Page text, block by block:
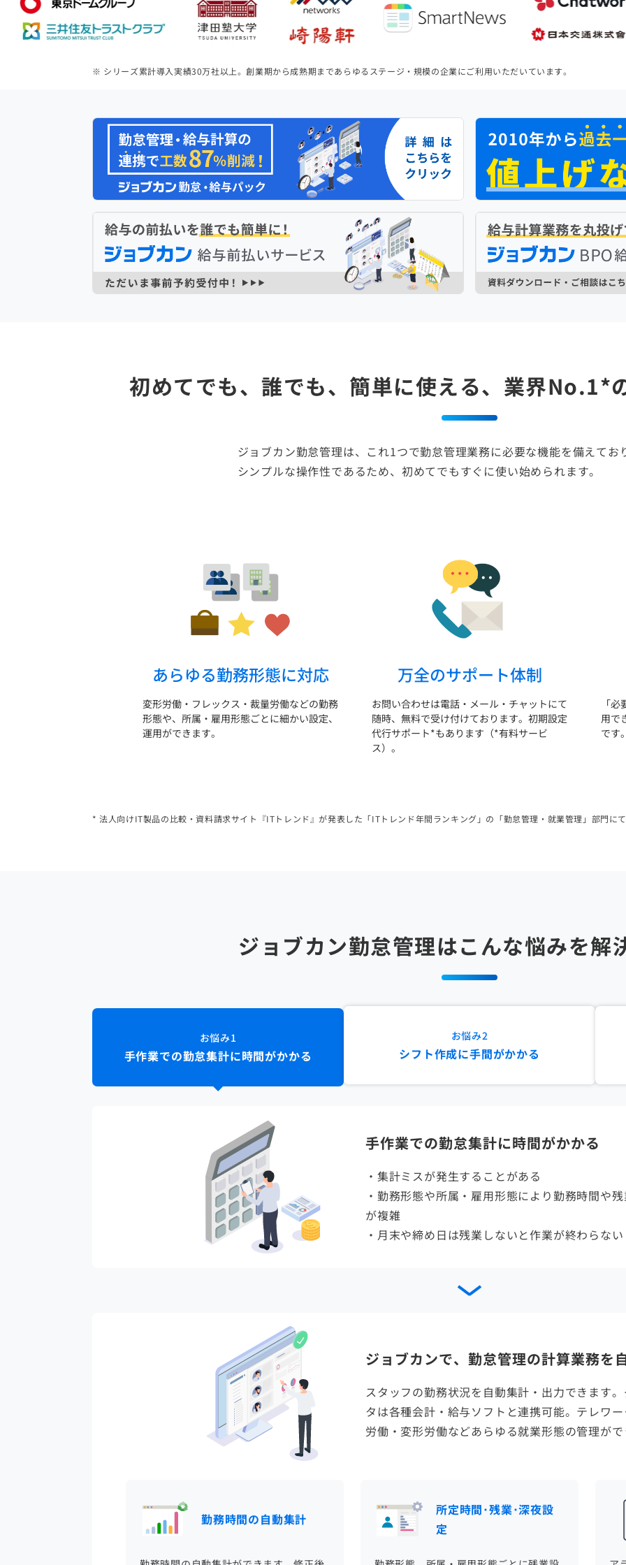
※ シリーズ累計導入実績30万社以上。創業期から成熟期まであらゆるステージ・規模の企業にご利用いただいています。
初めてでも、誰でも、簡単に使える、業界No.1*
ジョブカン勤怠管理は、これ1つで勤怠管理業務に必要な機能を備えてお
シンプルな操作性であるため、初めてでもすぐに使い始められます。
あらゆる勤務形態に対応
変形労働・フレックス・裁量労働などの勤務
形態や、所属・雇用形態ごとに細かい設定、
運用ができます。
万全のサポート体制
お問い合わせは電話・メール・チャットにて
随時、無料で受け付けております。初期設定
代行サポート*もあります（*有料サービ
ス）。
「
用で
です
* 法人向けIT製品の比較・資料請求サイト『ITトレンド』が発表した「ITトレンド年間ランキング」の「勤怠管理・就業管理」部門に
ジョブカン勤怠管理はこんな悩みを解
お悩み1
手作業での勤怠集計に時間がかかる
お悩み2
シフト作成に手間がかかる
手作業での勤怠集計に時間がかかる
・集計ミスが発生することがある
・勤務形態や所属・雇用形態により勤務時間や
が複雑
・月末や締め日は残業しないと作業が終わらない
ジョブカンで、勤怠管理の計算業務を
スタッフの勤務状況を自動集計・出力できます
タは各種会計・給与ソフトと連携可能。テレワ
労働・変形労働などあらゆる就業形態の管理が
勤務時間の自動集計
所定時間･残業･深夜設
定